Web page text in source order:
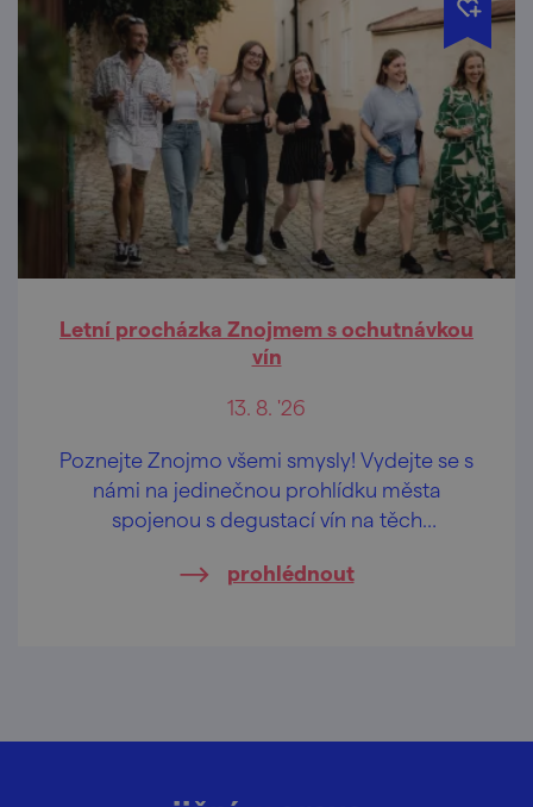
Letní procházka Znojmem s ochutnávkou
vín
13. 8. '26
Poznejte Znojmo všemi smysly! Vydejte se s
námi na jedinečnou prohlídku města
spojenou s degustací vín na těch
prohlédnout